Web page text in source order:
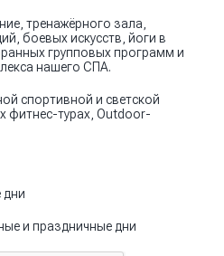
тренажёрного зала,
боевых искусств, йоги в
групповых программ и
нашего СПА.
спортивной и светской
фитнес-турах, Outdoor-
дни
и праздничные дни